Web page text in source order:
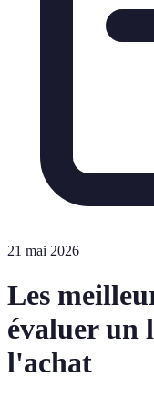
21 mai 2026
Les
évaluer un
l'achat